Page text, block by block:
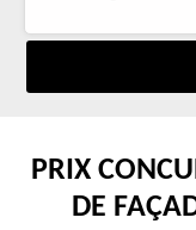
PRIX
DE